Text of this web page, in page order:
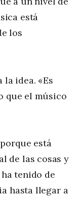
está
los
idea. «Es
que el músico
está
de las cosas y
tenido de
hasta llegar a